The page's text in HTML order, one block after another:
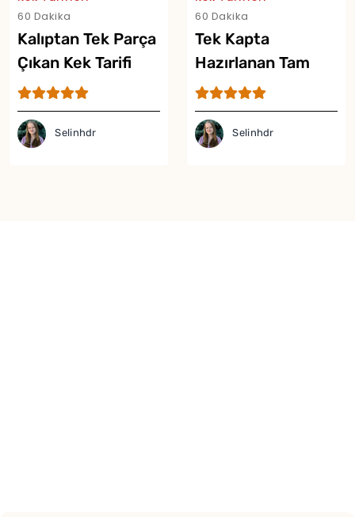
60 Dakika
Kalıptan Tek Parça
Çıkan Kek Tarifi
Selinhdr
60 Dakika
Tek Kapta
Hazırlanan Tam
Ölçülü Kek Tarifi
Selinhdr